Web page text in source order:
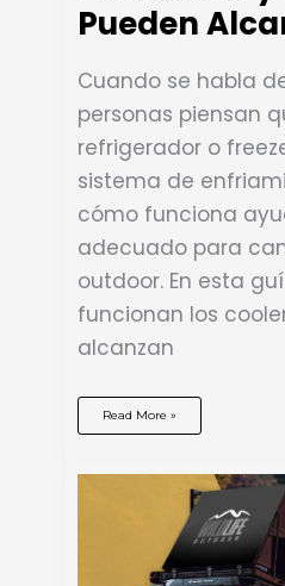
Pueden
Cuando se habla
personas piensan
refrigerador o
sistema de
cómo funciona
adecuado para
outdoor. En esta
funcionan los
alcanzan
Coolers
Cómo
Qué
Read More »